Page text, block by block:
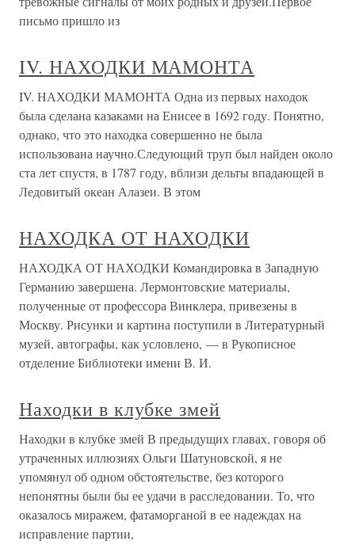
письмо пришло из
IV. НАХОДКИ МАМОНТА
IV. НАХОДКИ МАМОНТА Одна из первых находок
была сделана казаками на Енисее в 1692 году. Понятно,
однако, что это находка совершенно не была
использована научно.Следующий труп был найден около
ста лет спустя, в 1787 году, вблизи дельты впадающей в
Ледовитый океан Алазеи. В этом
НАХОДКА ОТ НАХОДКИ
НАХОДКА ОТ НАХОДКИ Командировка в Западную
Германию завершена. Лермонтовские материалы,
полученные от профессора Винклера, привезены в
Москву. Рисунки и картина поступили в Литературный
музей, автографы, как условлено, — в Рукописное
отделение Библиотеки имени В. И.
Находки в клубке змей
Находки в клубке змей В предыдущих главах, говоря об
утраченных иллюзиях Ольги Шатуновской, я не
упомянул об одном обстоятельстве, без которого
непонятны были бы ее удачи в расследовании. То, что
оказалось миражем, фатаморганой в ее надеждах на
исправление партии,